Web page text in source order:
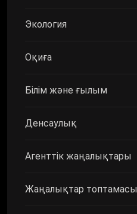
Экология
Оқиға
Білім және ғылым
Денсаулық
Агенттік жаңалықтары
Жаңалықтар топтамасы